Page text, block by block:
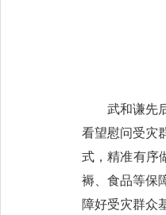
武和谦先
看望慰问受灾
式，精准有序
褥、食品等保
障好受灾群众